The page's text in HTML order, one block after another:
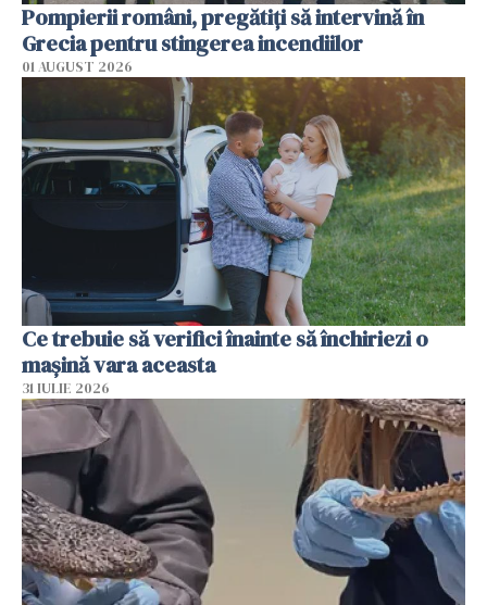
Pompierii români, pregătiţi să intervină în
Grecia pentru stingerea incendiilor
01 AUGUST 2026
Ce trebuie să verifici înainte să închiriezi o
mașină vara aceasta
31 IULIE 2026